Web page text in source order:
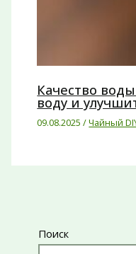
Качество
воду и
09.08.2025/Чайный
Поиск